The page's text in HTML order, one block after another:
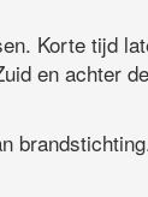
Korte tijd
en achter